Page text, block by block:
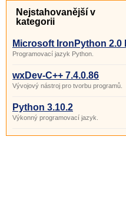
Nejstahovanější v
kategorii
Microsoft IronPython 2.0
Programovací jazyk Python.
wxDev-C++ 7.4.0.86
Vývojový nástroj pro tvorbu programů.
Python 3.10.2
Výkonný programovací jazyk.